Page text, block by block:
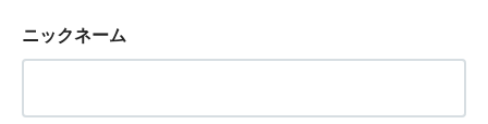
ニックネーム